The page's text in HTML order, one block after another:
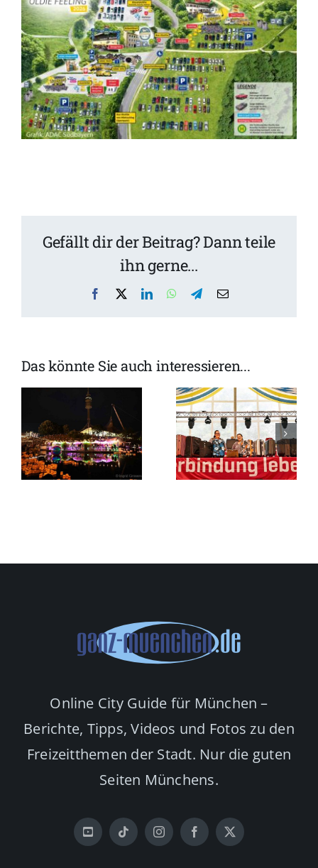
Gefällt dir der Beitrag? Dann teile
ihn gerne...
Facebook
X LinkedInWhatsApp
TelegramEmail
Das könnte Sie auch interessieren...
Flughafen
München
versteigert
Fundsachen
beim
in der
Therme
Erding:
Shows, Live-
Musik und
Online City Guide für München –
Berichte, Tipps, Videos und Fotos zu den
Freizeitthemen der Stadt. Nur die guten
Seiten Münchens.